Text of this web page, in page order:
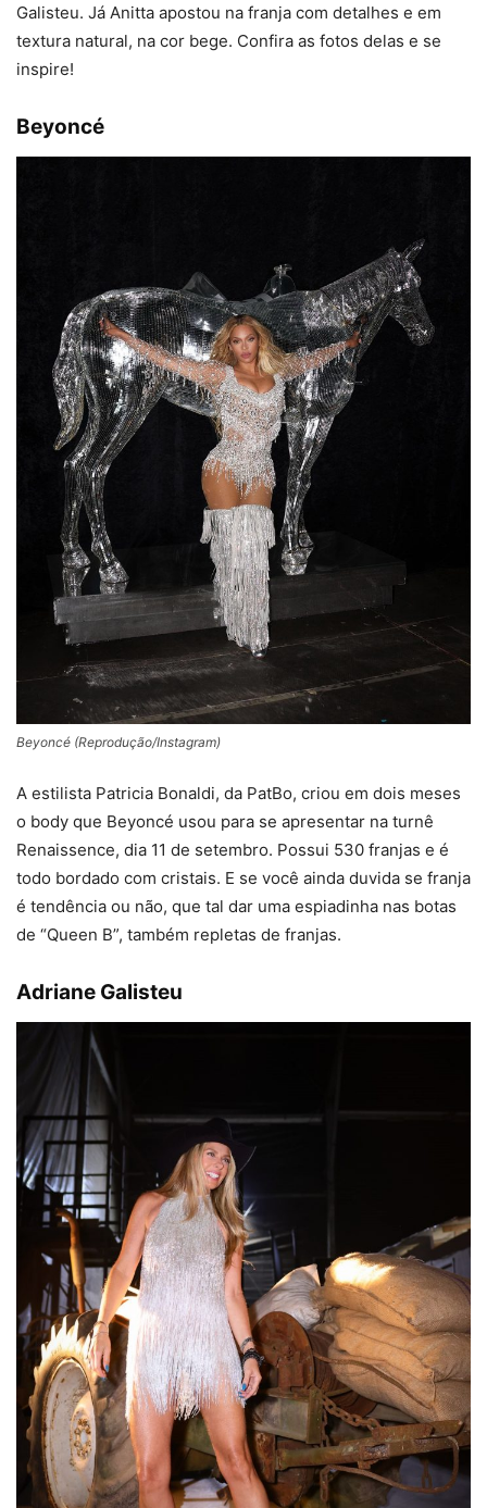
Galisteu. Já Anitta apostou na franja com detalhes e em
textura natural, na cor bege. Confira as fotos delas e se
inspire!
Beyoncé
Beyoncé (Reprodução/Instagram)
A estilista Patricia Bonaldi, da PatBo, criou em dois meses
o body que Beyoncé usou para se apresentar na turnê
Renaissence, dia 11 de setembro. Possui 530 franjas e é
todo bordado com cristais. E se você ainda duvida se franja
é tendência ou não, que tal dar uma espiadinha nas botas
de “Queen B”, também repletas de franjas.
Adriane Galisteu